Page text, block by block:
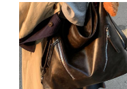
ャツ ブラウスシャツ シャツブ
ウス オフィス カジュアル OL
品 大人 S M L XL 2XL 20
0代 40代 50代 C-